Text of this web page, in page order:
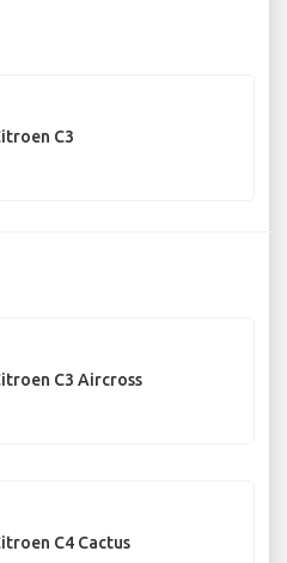
C3
C3 Aircross
C4 Cactus